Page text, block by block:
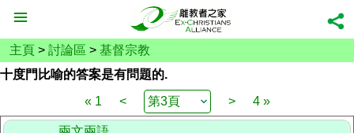
主頁 > 討論區 > 基督宗教
十度門比喻的答案是有問題的.
« 1
< > 4 »